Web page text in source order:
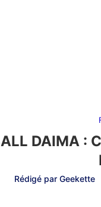
DAIMA :
Rédigé par Geekette